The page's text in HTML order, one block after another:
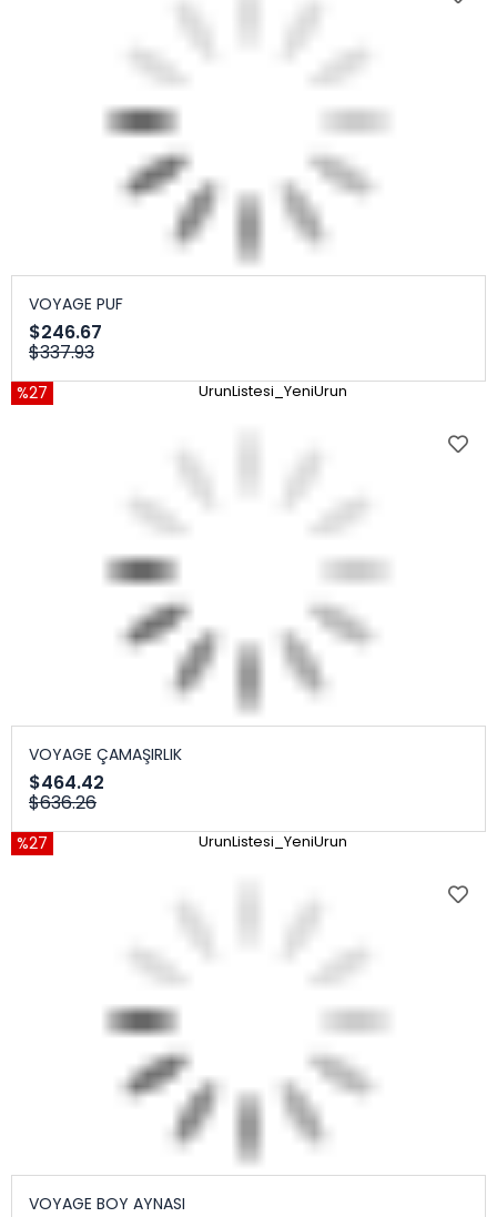
VOYAGE PUF
$246.67
$337.93
%27 UrunListesi_YeniUrun
VOYAGE ÇAMAŞIRLIK
$464.42
$636.26
%27 UrunListesi_YeniUrun
VOYAGE BOY AYNASI